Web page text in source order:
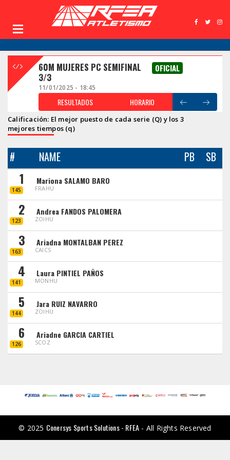
60M MUJERES PC SEMIFINAL
3/3
OFICIAL
11/01/2025 - 18:45
RESULTADOS HORARIO
Calificación: El mejor puesto de cada serie (Q) y los 3
mejores tiempos (q)
# NAME PB SB
1
145
Mariona SALAMO BARO
FRAHU
2
123
Andrea FANDOS PALOMERA
ZOIHU
3
163
Ariadna MONTALBAN PEREZ
CAICS
4
141
Laura PINTIEL PAÑOS
MONHU
5
144
Jara RUIZ NAVARRO
ZOIHU
6
126
Ariadne GARCIA CARTIEL
SCOZ
© 2025 Conersys Sports Solutions - RFEA - All Rights Reserved